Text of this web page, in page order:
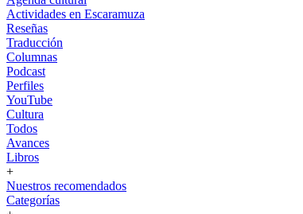
Actividades en Escaramuza
Reseñas
Traducción
Columnas
Podcast
Perfiles
YouTube
Cultura
Todos
Avances
Libros
+
Nuestros recomendados
Categorías